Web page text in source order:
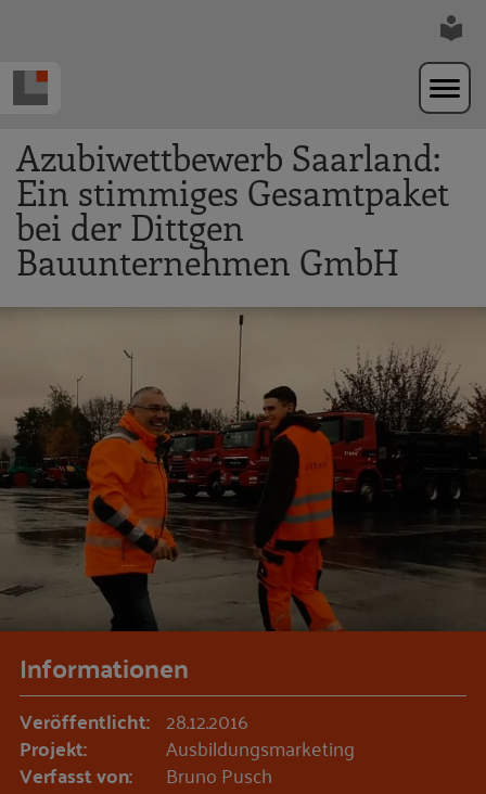
Azubiwettbewerb Saarland:
Ein stimmiges Gesamtpaket
bei der Dittgen
Bauunternehmen GmbH
Informationen
Veröffentlicht: 28.12.2016
Projekt: Ausbildungsmarketing
Verfasst von: Bruno Pusch